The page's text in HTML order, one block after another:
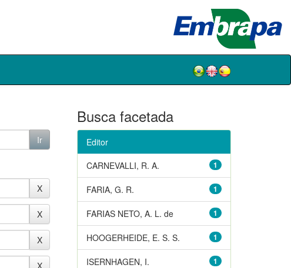
Busca facetada
Editor
1
CARNEVALLI, R. A.
1
FARIA, G. R.
1
FARIAS NETO, A. L. de
1
HOOGERHEIDE, E. S. S.
1
ISERNHAGEN, I.